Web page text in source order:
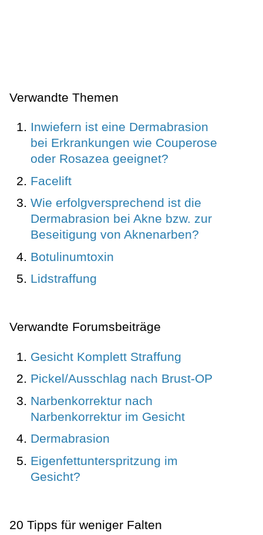
Verwandte Themen
Inwiefern ist eine Dermabrasion
bei Erkrankungen wie Couperose
oder Rosazea geeignet?
Facelift
Wie erfolgversprechend ist die
Dermabrasion bei Akne bzw. zur
Beseitigung von Aknenarben?
Botulinumtoxin
Lidstraffung
Verwandte Forumsbeiträge
Gesicht Komplett Straffung
Pickel/Ausschlag nach Brust-OP
Narbenkorrektur nach
Narbenkorrektur im Gesicht
Dermabrasion
Eigenfettunterspritzung im
Gesicht?
20 Tipps für weniger Falten